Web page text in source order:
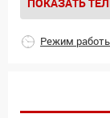
ПОКАЗАТЬ
Режим